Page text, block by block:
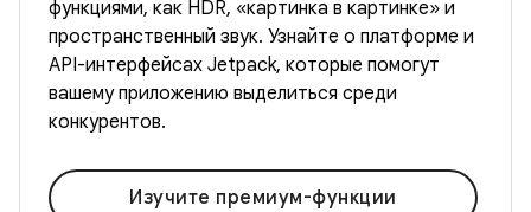
функциями, как HDR, «картинка в картинке» и
пространственный звук. Узнайте о платформе и
API-интерфейсах Jetpack, которые помогут
вашему приложению выделиться среди
конкурентов.
Изучите премиум-функции